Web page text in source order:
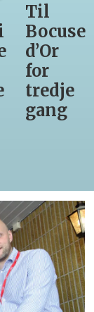
Til
Bocuse
d’Or
for
tredje
gang